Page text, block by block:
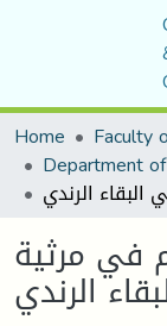
Home
في مرثية
الرندي